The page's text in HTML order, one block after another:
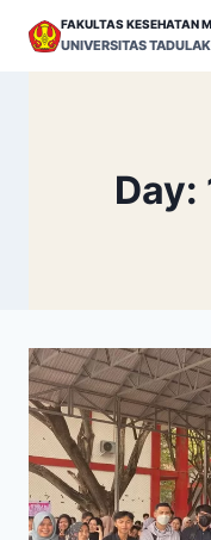
FAKULTAS KESEHATAN
UNIVERSITAS